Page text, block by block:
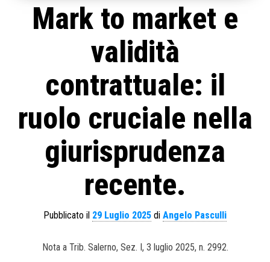
Mark to market e
validità
contrattuale: il
ruolo cruciale nella
giurisprudenza
recente.
Pubblicato il 29 Luglio 2025 di Angelo Pasculli
Nota a Trib. Salerno, Sez. I, 3 luglio 2025, n. 2992.